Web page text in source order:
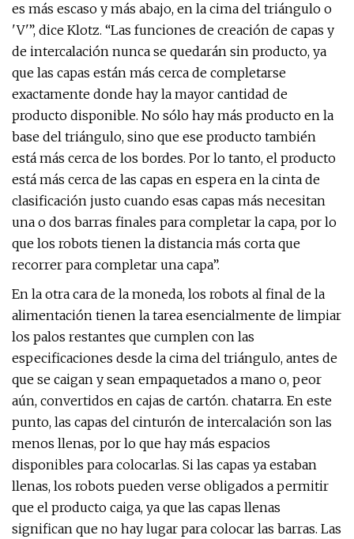
es más escaso y más abajo, en la cima del triángulo o
'V'”, dice Klotz. “Las funciones de creación de capas y
de intercalación nunca se quedarán sin producto, ya
que las capas están más cerca de completarse
exactamente donde hay la mayor cantidad de
producto disponible. No sólo hay más producto en la
base del triángulo, sino que ese producto también
está más cerca de los bordes. Por lo tanto, el producto
está más cerca de las capas en espera en la cinta de
clasificación justo cuando esas capas más necesitan
una o dos barras finales para completar la capa, por lo
que los robots tienen la distancia más corta que
recorrer para completar una capa”.
En la otra cara de la moneda, los robots al final de la
alimentación tienen la tarea esencialmente de limpiar
los palos restantes que cumplen con las
especificaciones desde la cima del triángulo, antes de
que se caigan y sean empaquetados a mano o, peor
aún, convertidos en cajas de cartón. chatarra. En este
punto, las capas del cinturón de intercalación son las
menos llenas, por lo que hay más espacios
disponibles para colocarlas. Si las capas ya estaban
llenas, los robots pueden verse obligados a permitir
que el producto caiga, ya que las capas llenas
significan que no hay lugar para colocar las barras. Las